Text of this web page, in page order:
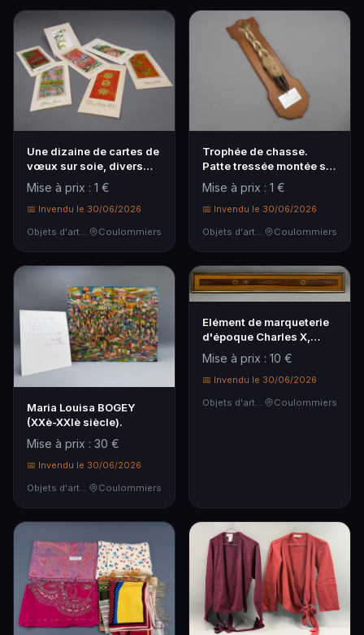
Une dizaine de cartes de
vœux sur soie, divers
décors, diver…
Mise à prix : 1 €
📅 Invendu le 30/06/2026
Objets d'art & Curiosités
Coulommiers
Trophée de chasse.
Patte tressée montée sur
socle.
Mise à prix : 1 €
📅 Invendu le 30/06/2026
Objets d'art & Curiosités
Coulommiers
Maria Louisa BOGEY
(XXè-XXIè siècle).
Mise à prix : 30 €
📅 Invendu le 30/06/2026
Objets d'art & Curiosités
Coulommiers
Elément de marqueterie
d'époque Charles X,
encadré.
Mise à prix : 10 €
📅 Invendu le 30/06/2026
Objets d'art & Curiosités
Coulommiers